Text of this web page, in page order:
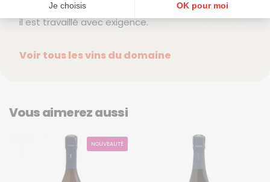
Je choisis OK pour moi
Axeptio consent
Plateforme de Gestion du Consentement : Personnalisez vos Options
démontre la profondeur possible du Meunier quand
il est travaillé avec exigence.
Voir tous les vins du domaine
Vous aimerez aussi
NOUVEAUTÉ